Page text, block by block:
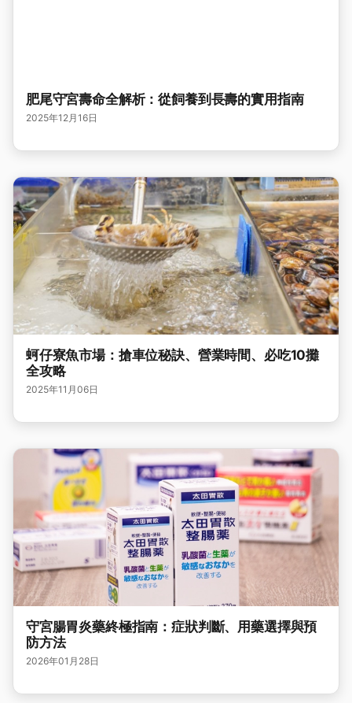
肥尾守宮壽命全解析：從飼養到長壽的實用指南
2025年12月16日
蚵仔寮魚市場：搶車位秘訣、營業時間、必吃10攤
全攻略
2025年11月06日
守宮腸胃炎藥終極指南：症狀判斷、用藥選擇與預
防方法
2026年01月28日